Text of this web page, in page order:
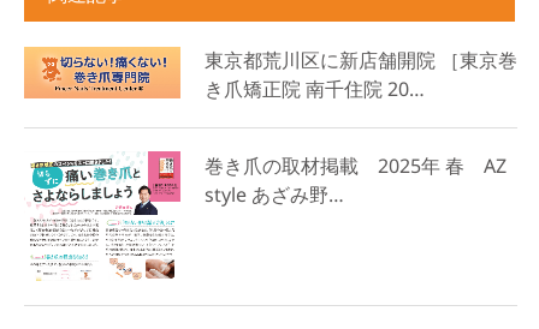
東京都荒川区に新店舗開院 ［東京巻
き爪矯正院 南千住院 20…
巻き爪の取材掲載 2025年 春 AZ
style あざみ野…